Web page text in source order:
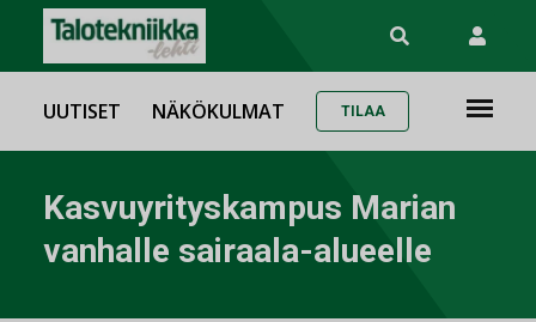
UUTISET NÄKÖKULMAT TILAA
Kasvuyrityskampus Marian
vanhalle sairaala-alueelle